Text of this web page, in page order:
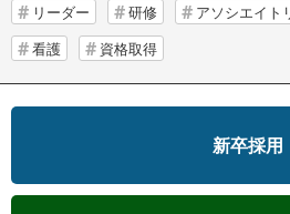
リーダー
研修 アソシエイト
看護
資格取得
新卒採用